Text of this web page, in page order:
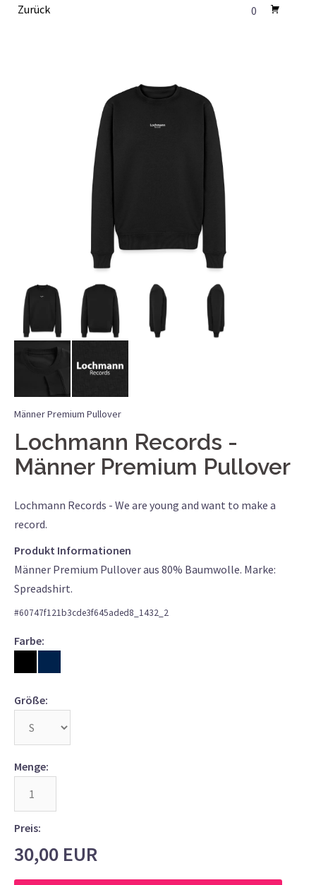
Zurück 0
Männer Premium Pullover
Lochmann Records
Männer Premium Pullover
Lochmann Records - We are young and want to make a
record.
Produkt Informationen
Männer Premium Pullover aus 80% Baumwolle. Marke:
Spreadshirt.
#60747f121b3cde3f645aded8_1432_2
Farbe:
Größe:
Menge:
Preis:
30,00 EUR